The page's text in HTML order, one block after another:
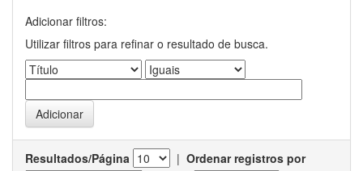
Adicionar filtros:
Utilizar filtros para refinar o resultado de busca.
Resultados/Página | Ordenar registros por